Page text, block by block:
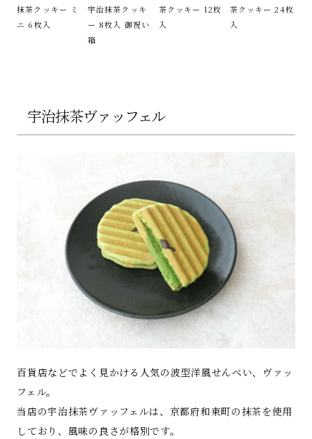
抹茶クッキー ミ
ニ 6枚入
宇治抹茶クッキ
ー 8枚入 御祝い
箱
茶クッキー 12枚
入
茶クッキー 24枚
入
宇治抹茶ヴァッフェル
百貨店などでよく見かける人気の波型洋風せんべい、ヴァッ
フェル。
当店の宇治抹茶ヴァッフェルは、京都府和束町の抹茶を使用
しており、風味の良さが格別です。